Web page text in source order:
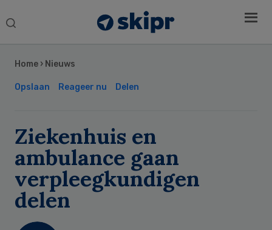
Search
Home › Nieuws
Opslaan Reageer nu Delen
Ziekenhuis en
ambulance gaan
verpleegkundigen
delen
Sidebar